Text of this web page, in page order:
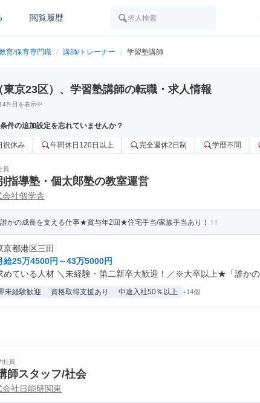
閲覧履歴 求人検索
育/保育専門職 / 講師/トレーナー / 学習塾講師
東京23区）、学習塾講師の転職・求人情報
14件目を表示中
件の追加設定を忘れていませんか？
祝休み 年間休日120日以上 完全週休2日制 学歴不問
員
指導塾・個太郎塾の教室運営
会社個学舎
誰かの成長を支える仕事★賞与年2回★住宅手当/家族手当あり！
京都港区三田
給25万4500円～43万5000円
めている人材 ＼未経験・第二新卒大歓迎！／※大卒以上★「誰か
未経験歓迎 資格取得支援あり 中途入社50％以上 +14個
社員
師スタッフ/社会
会社日能研関東